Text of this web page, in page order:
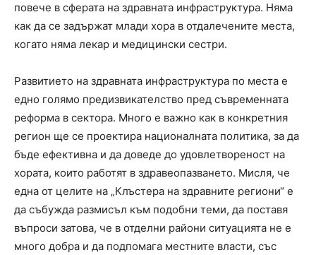
повече в сферата на здравната инфраструктура. Няма
как да се задържат млади хора в отдалечените места,
когато няма лекар и медицински сестри.
Развитието на здравната инфраструктура по места е
едно голямо предизвикателство пред съвременната
реформа в сектора. Много е важно как в конкретния
регион ще се проектира националната политика, за да
бъде ефективна и да доведе до удовлетвореност на
хората, които работят в здравеопазването. Мисля, че
една от целите на „Клъстера на здравните региони“ е
да събужда размисъл към подобни теми, да поставя
въпроси затова, че в отделни райони ситуацията не е
много добра и да подпомага местните власти, със